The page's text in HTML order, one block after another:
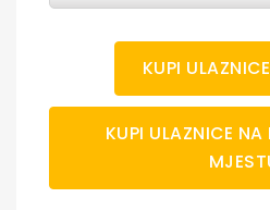
KUPI
KUPI ULAZNICE